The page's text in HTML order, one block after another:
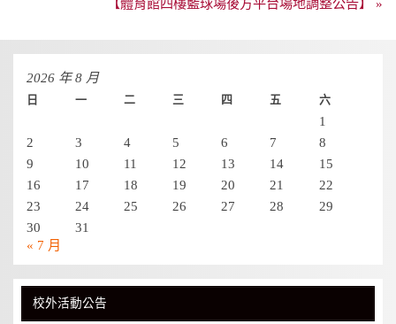
覽
【體育館四樓籃球場後方平台場地調整公告】 »
2026 年 8 月
日 一 二 三 四 五 六
1
2
3 4 5 6 7
8
9
10 11 12 13 14
15
16
17 18 19 20 21
22
23
24 25 26 27 28
29
30
31
« 7 月
校外活動公告